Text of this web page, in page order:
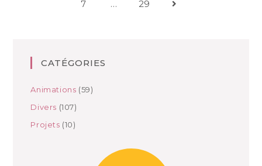
7 … 29
CATÉGORIES
Animations (59)
Divers (107)
Projets (10)